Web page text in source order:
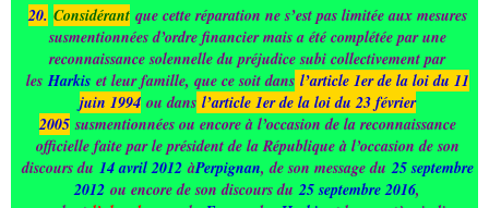
20. Considérant que cette réparation ne s’est pas limitée aux mesures
susmentionnées d’ordre financier mais a été complétée par une
reconnaissance solennelle du préjudice subi collectivement par
lesHarkiset leur famille, que ce soit dansl’article 1er de la loi du 11
juin 1994ou dansl’article 1er de la loi du 23 février
2005susmentionnées ou encore à l’occasion de la reconnaissance
officielle faite par le président de la République à l’occasion de son
discours du 14 avril 2012àPerpignan, de son message du25 septembre
2012 ou encore de son discours du 25 septembre 2016,